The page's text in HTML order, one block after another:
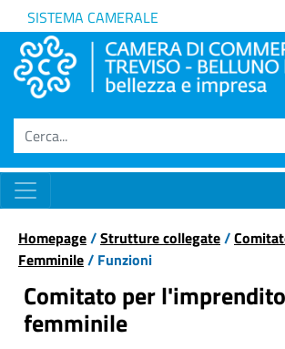
SISTEMA CAMERALE
Homepage/Strutture collegate/
Femminile/ Funzioni
Comitato per
femminile